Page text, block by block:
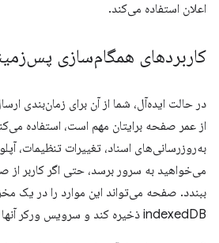
اعلان استفاده می‌کند.
کاربردهای همگام‌سازی
در حالت ایده‌آل، شما از آن برای زمان‌بندی
از عمر صفحه برایتان مهم است، استفاده
به‌روزرسانی‌های اسناد، تغییرات تنظیمات،
می‌خواهید به سرور برسد، حتی اگر کاربر
indexedDB ذخیره کند و سرویس ورکر آنها را بازیابی و ارسال کند.